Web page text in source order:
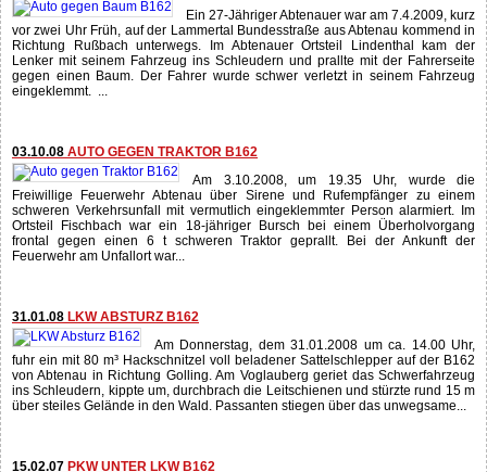
Ein 27-Jähriger Abtenauer war am 7.4.2009, kurz
vor zwei Uhr Früh, auf der Lammertal Bundesstraße aus Abtenau kommend in
Richtung Rußbach unterwegs. Im Abtenauer Ortsteil Lindenthal kam der
Lenker mit seinem Fahrzeug ins Schleudern und prallte mit der Fahrerseite
gegen einen Baum. Der Fahrer wurde schwer verletzt in seinem Fahrzeug
eingeklemmt. ...
03.10.08 AUTO GEGEN TRAKTOR B162
Am 3.10.2008, um 19.35 Uhr, wurde die
Freiwillige Feuerwehr Abtenau über Sirene und Rufempfänger zu einem
schweren Verkehrsunfall mit vermutlich eingeklemmter Person alarmiert. Im
Ortsteil Fischbach war ein 18-jähriger Bursch bei einem Überholvorgang
frontal gegen einen 6 t schweren Traktor geprallt. Bei der Ankunft der
Feuerwehr am Unfallort war...
31.01.08 LKW ABSTURZ B162
Am Donnerstag, dem 31.01.2008 um ca. 14.00 Uhr,
fuhr ein mit 80 m³ Hackschnitzel voll beladener Sattelschlepper auf der B162
von Abtenau in Richtung Golling. Am Voglauberg geriet das Schwerfahrzeug
ins Schleudern, kippte um, durchbrach die Leitschienen und stürzte rund 15 m
über steiles Gelände in den Wald. Passanten stiegen über das unwegsame...
15.02.07 PKW UNTER LKW B162